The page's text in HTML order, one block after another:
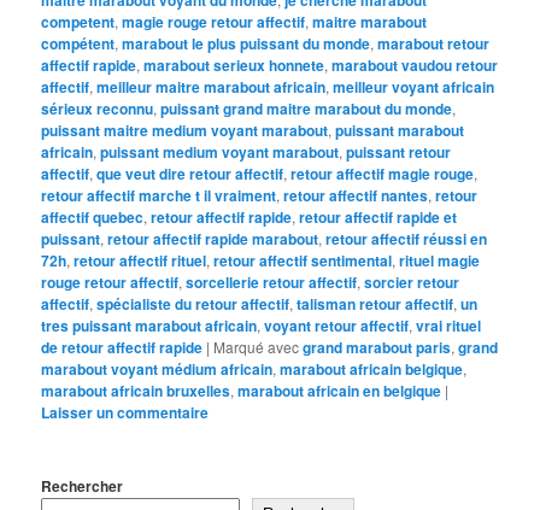
competent,magie rouge retour affectif,maitre marabout
compétent,marabout le plus puissant du monde,marabout retour
affectif rapide,marabout serieux honnete,marabout vaudou retour
affectif,meilleur maitre marabout africain,meilleur voyant africain
sérieux reconnu,puissant grand maitre marabout du monde,
puissant maitre medium voyant marabout,puissant marabout
africain,puissant medium voyant marabout,puissant retour
affectif,que veut dire retour affectif,retour affectif magie rouge,
retour affectif marche t il vraiment,retour affectif nantes,retour
affectif quebec,retour affectif rapide,retour affectif rapide et
puissant,retour affectif rapide marabout,retour affectif réussi en
72h,retour affectif rituel,retour affectif sentimental,rituel magie
rouge retour affectif,sorcellerie retour affectif,sorcier retour
affectif,spécialiste du retour affectif,talisman retour affectif,un
tres puissant marabout africain,voyant retour affectif,vrai rituel
de retour affectif rapide | Marqué avecgrand marabout paris,grand
marabout voyant médium africain,marabout africain belgique,
marabout africain bruxelles,marabout africain en belgique |
Laisser un commentaire
Rechercher